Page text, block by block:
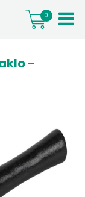
0
-